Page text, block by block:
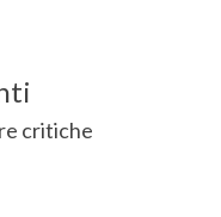
critiche